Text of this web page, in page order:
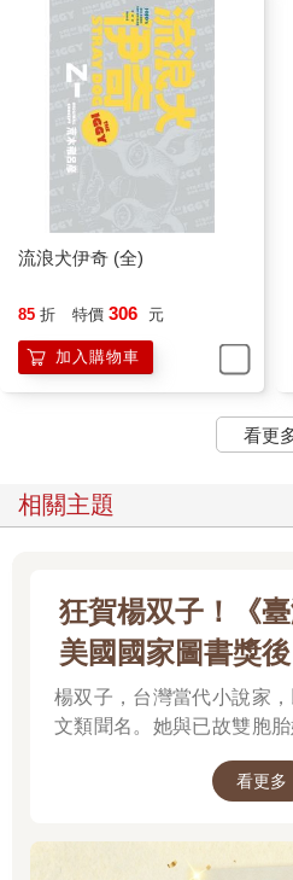
回家途中只要經過電器行，我就會
上出神地看著，看看最新手機型號
啊……有很多方便的功能啊，然後
爸媽經常很晚才回家，我又是獨生
不會有任何人。
我回到自己的房間，把廣告單放在
神，一邊像在圖書館那樣在腦海裡
閃著綠光，這樣就算光線不足也沒
選我喜愛的電影配樂吧。電影《甜
就很不錯，我要手機用美妙的和弦
帶了回來。不知不覺已經過了兩個
在手裡剛剛好。可是在現實世界裡
不久後，我發覺自己無論睜開雙眼
手機，即使當我看著其他東西時，
由於大部分時間我都是一個人獨處
在腦海裡想像它。我一想到這支手
面。這手機既不用充電，液晶螢幕
能好好運作。
天氣很冷，隔著窗，外頭的景色看
緒。雖然是在屋子裡，但從嘴巴吐
流浪犬伊奇 (全)
85 折 特價 306 元
加入購物車
看更
相關主題
狂賀楊双子！《
美國國家圖書獎
布克
楊双子，台灣當代小說家，
文類聞名。她與已故雙胞胎
承載兩人的文學夢想，將
入女性同性情誼。其長篇
續斬獲美國國家圖書獎與
華語文學歷史新紀錄，成
看更多